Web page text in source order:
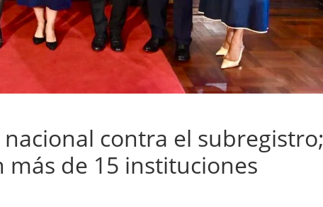
nacional contra el subregistro;
de 15 instituciones